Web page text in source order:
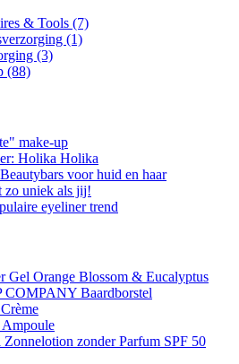
& Tools (7)
(1)
(3)
(88)
make-up
Holika Holika
voor huid en haar
zo uniek als jij!
eyeliner trend
Gel Orange Blossom & Eucalyptus
Baardborstel
Zonnelotion zonder Parfum SPF 50